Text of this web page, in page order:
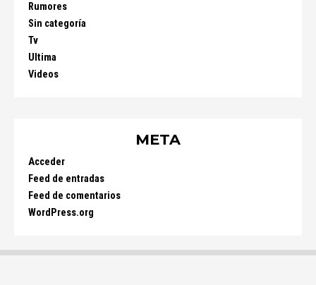
Rumores
Sin categoría
Tv
Ultima
Videos
META
Acceder
Feed de entradas
Feed de comentarios
WordPress.org